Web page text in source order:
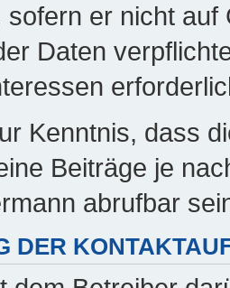
sofern er nicht
Daten
Kenntnis, dass
Beiträge je
abrufbar
DER